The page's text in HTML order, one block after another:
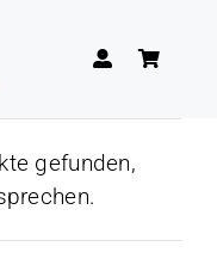
gefunden,